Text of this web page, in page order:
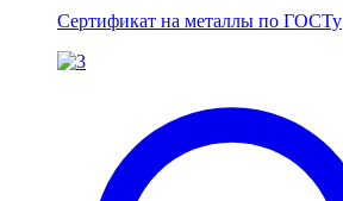
Сертификат на металлы по ГОСТу